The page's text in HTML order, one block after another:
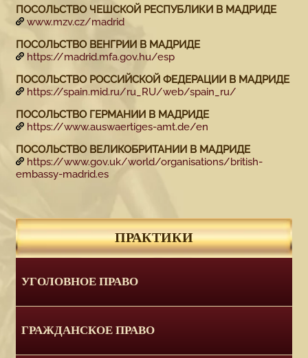
ПОСОЛЬСТВО ЧЕШСКОЙ РЕСПУБЛИКИ В МАДРИДЕ
www.mzv.cz/madrid
ПОСОЛЬСТВО ВЕНГРИИ В МАДРИДЕ
https://madrid.mfa.gov.hu/esp
ПОСОЛЬСТВО РОССИЙСКОЙ ФЕДЕРАЦИИ В МАДРИДЕ
https://spain.mid.ru/ru_RU/web/spain_ru/
ПОСОЛЬСТВО ГЕРМАНИИ В МАДРИДЕ
https://www.auswaertiges-amt.de/en
ПОСОЛЬСТВО ВЕЛИКОБРИТАНИИ В МАДРИДЕ
https://www.gov.uk/world/organisations/british-
embassy-madrid.es
ПРАКТИКИ
УГОЛОВНОЕ ПРАВО
ГРАЖДАНСКОЕ ПРАВО